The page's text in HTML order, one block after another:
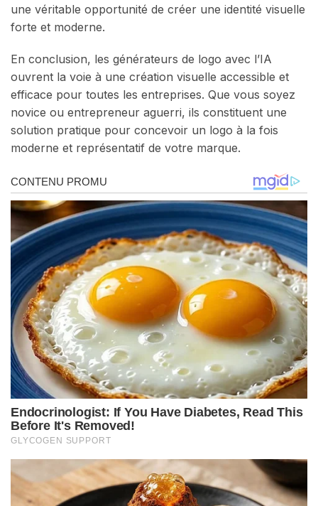
une véritable opportunité de créer une identité visuelle
forte et moderne.
En conclusion, les générateurs de logo avec l’IA
ouvrent la voie à une création visuelle accessible et
efficace pour toutes les entreprises. Que vous soyez
novice ou entrepreneur aguerri, ils constituent une
solution pratique pour concevoir un logo à la fois
moderne et représentatif de votre marque.